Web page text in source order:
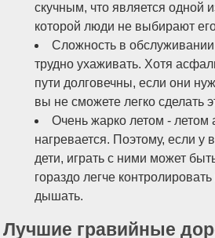
скучным, что является одной
которой люди не выбирают
Сложность в
трудно ухаживать. Хотя
пути долговечны, если они
вы не сможете легко сделать
Очень жарко летом - летом
нагревается. Поэтому, если у
дети, играть с ними может
гораздо легче
дышать.
Лучшие гравийные